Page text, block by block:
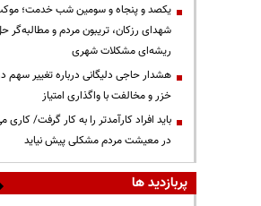
یکصد و پنجاه و سومین شب خدمت؛
شهدای رزکان، تریبون مردم و مطالبه‌گر
ریشه‌ای مشکلات شهری
هشدار حاجی دلیگانی درباره تغییر سهم
خزر و مخالفت با واگذاری امتیاز
باید افراد کارآمدتر را به کار گرفت/ کاری
در معیشت مردم مشکلی پیش نیاید
پربازدید ها